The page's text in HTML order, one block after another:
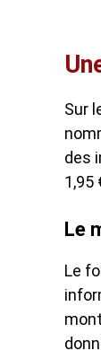
Sur
des
1,95
Le
Le